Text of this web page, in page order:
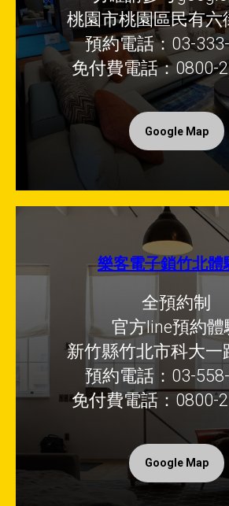
桃園市桃園區民有六
預約電話：03-
免付費電話：0800-
Google Map
樂客電子鎖竹北體
全預約制
官方line預約體
新竹縣竹北市科大一
預約電話：03-
免付費電話：0800-
Google Map